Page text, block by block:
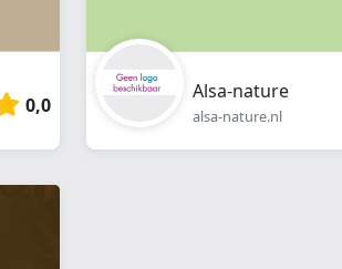
0,0
Alsa-nature
alsa-nature.nl